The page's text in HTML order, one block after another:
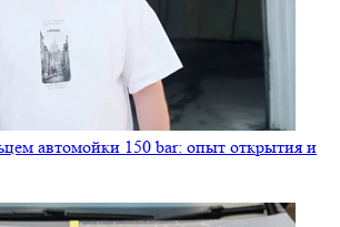
автомойки 150 bar: опыт открытия и